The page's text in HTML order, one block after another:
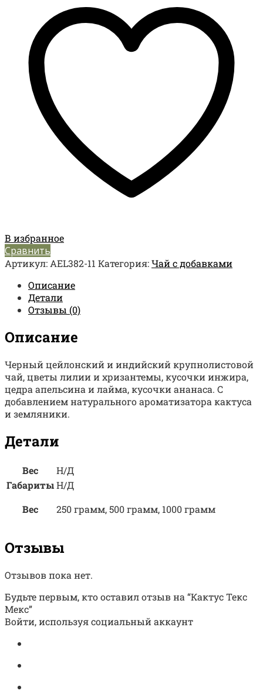
В избранное
Сравнить
Артикул: AEL382-11 Категория:Чай с добавками
Описание
Детали
Отзывы (0)
Описание
Черный цейлонский и индийский крупнолистовой
чай, цветы лилии и хризантемы, кусочки инжира,
цедра апельсина и лайма, кусочки ананаса. С
добавлением натурального ароматизатора кактуса
и земляники.
Детали
Вес
Н/Д
ГабаритыН/Д
Вес
250 грамм, 500 грамм, 1000 грамм
Отзывы
Отзывов пока нет.
Будьте первым, кто оставил отзыв на “Кактус Текс
Мекс”
Войти, используя социальный аккаунт